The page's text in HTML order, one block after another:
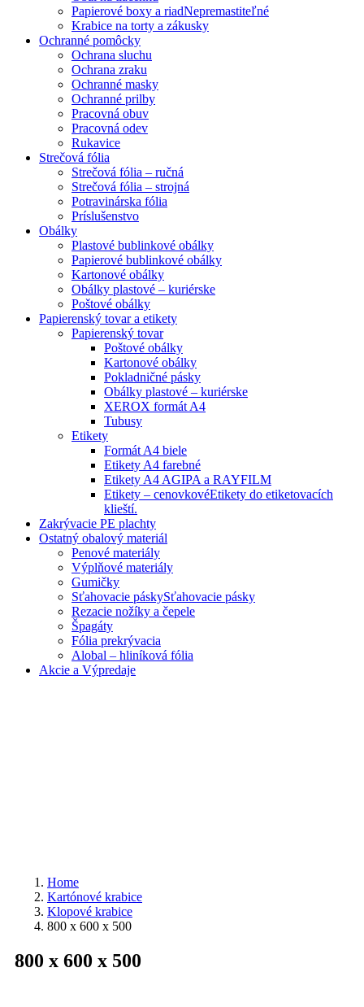
Papierové boxy a riadNepremastiteľné
Krabice na torty a zákusky
Ochranné pomôcky
Ochrana sluchu
Ochrana zraku
Ochranné masky
Ochranné prilby
Pracovná obuv
Pracovná odev
Rukavice
Strečová fólia
Strečová fólia – ručná
Strečová fólia – strojná
Potravinárska fólia
Príslušenstvo
Obálky
Plastové bublinkové obálky
Papierové bublinkové obálky
Kartonové obálky
Obálky plastové – kuriérske
Poštové obálky
Papierenský tovar a etikety
Papierenský tovar
Poštové obálky
Kartonové obálky
Pokladničné pásky
Obálky plastové – kuriérske
XEROX formát A4
Tubusy
Etikety
Formát A4 biele
Etikety A4 farebné
Etikety A4 AGIPA a RAYFILM
Etikety – cenovkovéEtikety do etiketovacích
klieští.
Zakrývacie PE plachty
Ostatný obalový materiál
Penové materiály
Výplňové materiály
Gumičky
Sťahovacie páskySťahovacie pásky
Rezacie nožíky a čepele
Špagáty
Fólia prekrývacia
Alobal – hliníková fólia
Akcie a Výpredaje
Home
Kartónové krabice
Klopové krabice
800 x 600 x 500
800 x 600 x 500